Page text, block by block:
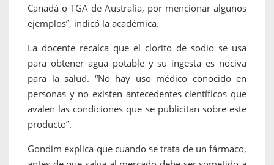
Canadá o TGA de Australia, por mencionar algunos
ejemplos”, indicó la académica.
La docente recalca que el clorito de sodio se usa
para obtener agua potable y su ingesta es nociva
para la salud. “No hay uso médico conocido en
personas y no existen antecedentes científicos que
avalen las condiciones que se publicitan sobre este
producto”.
Gondim explica que cuando se trata de un fármaco,